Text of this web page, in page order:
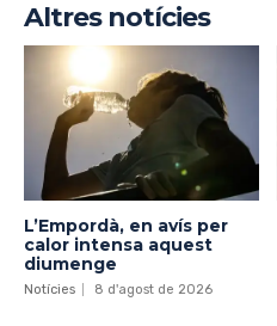
Altres notícies
L’Empordà, en avís per
calor intensa aquest
diumenge
Notícies 8 d'agost de 2026